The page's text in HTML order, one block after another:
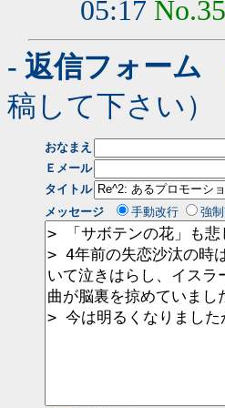
05:17
- 返信フォーム
稿して下さい）
おなまえ
Ｅメール
タイトル
メッセージ
手動改行 強